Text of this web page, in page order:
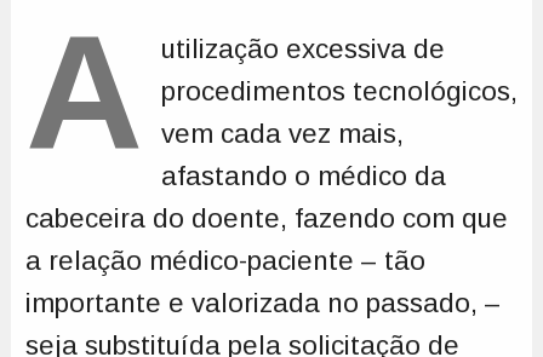
A
utilização excessiva de
procedimentos tecnológicos,
vem cada vez mais,
afastando o médico da
cabeceira do doente, fazendo com que
a relação médico-paciente – tão
importante e valorizada no passado, –
seja substituída pela solicitação de